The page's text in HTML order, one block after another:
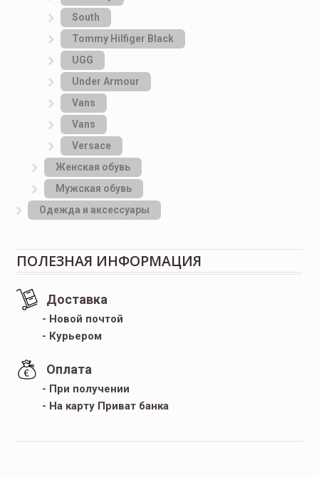
South
Tommy Hilfiger Black
UGG
Under Armour
Vans
Vans
Versace
Женская обувь
Мужская обувь
Одежда и аксессуары
ПОЛЕЗНАЯ ИНФОРМАЦИЯ
Доставка
- Новой почтой
- Курьером
Оплата
- При получении
- На карту Приват банка